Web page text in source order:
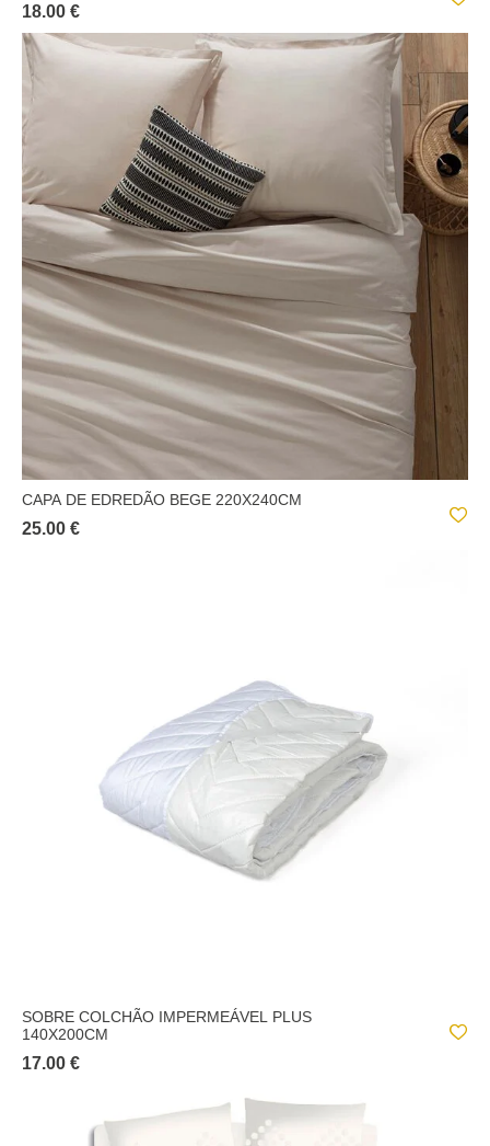
18.00 €
CAPA DE EDREDÃO BEGE 220X240CM
25.00 €
SOBRE COLCHÃO IMPERMEÁVEL PLUS
140X200CM
17.00 €